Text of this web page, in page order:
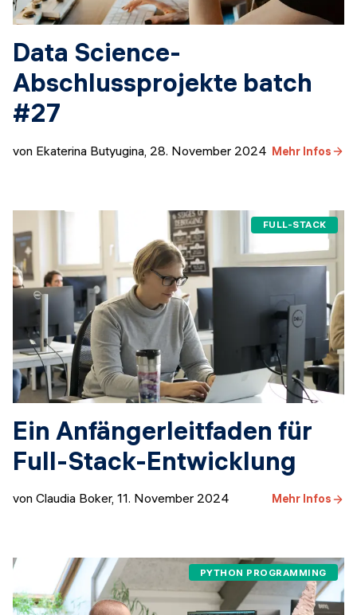
Data Science-
Abschlussprojekte batch
#27
von Ekaterina Butyugina 28. November 2024 Mehr Infos
FULL-STACK
Ein Anfängerleitfaden für
Full-Stack-Entwicklung
von Claudia Boker, 11. November 2024 Mehr Infos
PYTHON PROGRAMMING